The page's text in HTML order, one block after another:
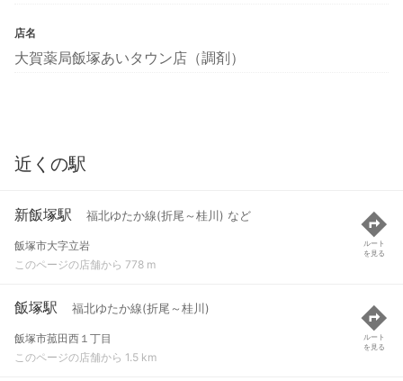
店名
大賀薬局飯塚あいタウン店（調剤）
近くの駅
新飯塚駅 福北ゆたか線(折尾～桂川) など
飯塚市大字立岩
このページの店舗から 778 m
ルート
を見る
飯塚駅 福北ゆたか線(折尾～桂川)
飯塚市菰田西１丁目
このページの店舗から 1.5 km
ルート
を見る